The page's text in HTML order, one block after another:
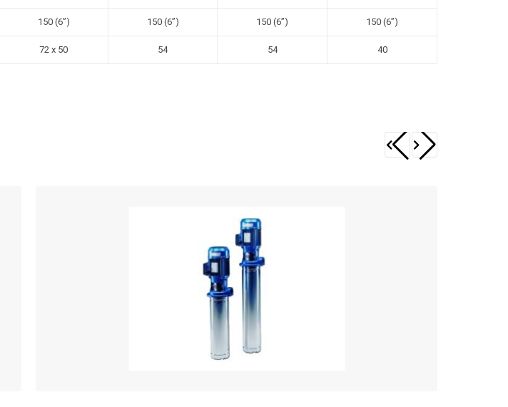
150 (6”) 150 (6”) 150 (6”) 150 (6”)
72 x 50 54 54 40